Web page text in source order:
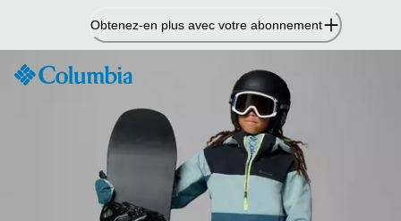
contenu
Obtenez-en plus avec votre abonnement